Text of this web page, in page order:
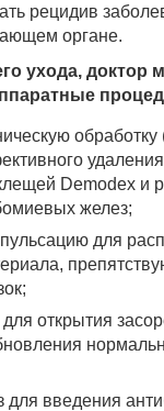
рецидив
органе.
ухода, доктор
Demodex и
желез;
для
открытия
для введения